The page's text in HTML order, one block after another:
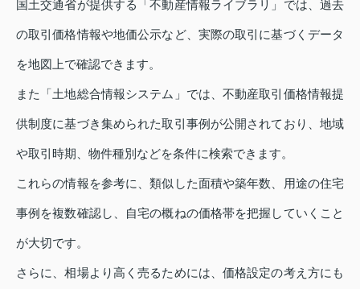
国土交通省が提供する「不動産情報ライブラリ」では、過去
の取引価格情報や地価公示など、実際の取引に基づくデータ
を地図上で確認できます。
また「土地総合情報システム」では、不動産取引価格情報提
供制度に基づき集められた取引事例が公開されており、地域
や取引時期、物件種別などを条件に検索できます。
これらの情報を参考に、類似した面積や築年数、用途の住宅
事例を複数確認し、自宅の概ねの価格帯を把握していくこと
が大切です。
さらに、相場より高く売るためには、価格設定の考え方にも